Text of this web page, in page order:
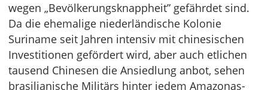
wegen „Bevölkerungsknappheit” gefährdet sind.
Da die ehemalige niederländische Kolonie
Suriname seit Jahren intensiv mit chinesischen
Investitionen gefördert wird, aber auch etlichen
tausend Chinesen die Ansiedlung anbot, sehen
brasilianische Militärs hinter jedem Amazonas-